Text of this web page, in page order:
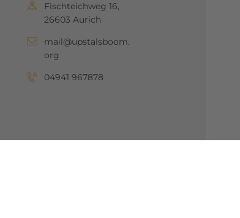
Fischteichweg 16,
26603 Aurich
mail@upstalsboom.
org
04941 967878